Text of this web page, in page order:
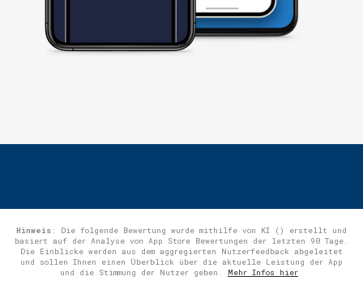
Hinweis: Die folgende Bewertung wurde mithilfe von KI () erstellt und
basiert auf der Analyse von App Store Bewertungen der letzten 90 Tage.
Die Einblicke werden aus dem aggregierten Nutzerfeedback abgeleitet
und sollen Ihnen einen Überblick über die aktuelle Leistung der App
und die Stimmung der Nutzer geben. Mehr Infos hier